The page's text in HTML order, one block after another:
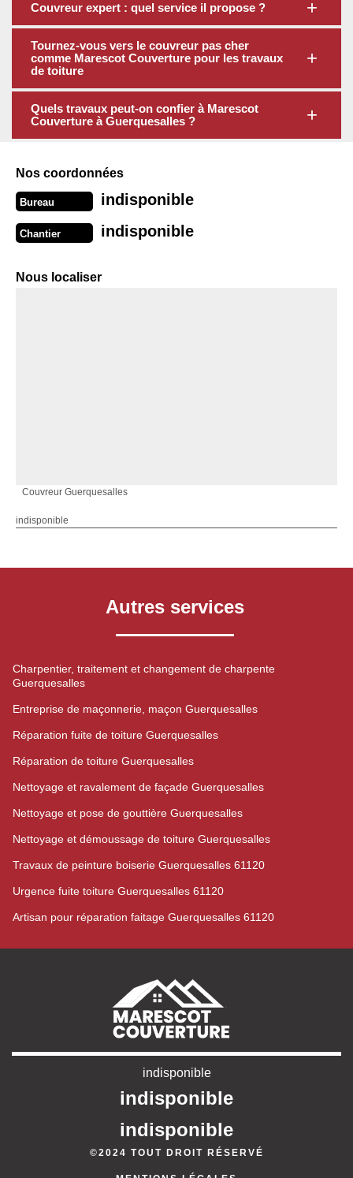
Couvreur expert : quel service il propose ?
Tournez-vous vers le couvreur pas cher
comme Marescot Couverture pour les travaux
de toiture
Quels travaux peut-on confier à Marescot
Couverture à Guerquesalles ?
Nos coordonnées
Bureau indisponible
Chantier indisponible
Nous localiser
Couvreur Guerquesalles
indisponible
Autres services
Charpentier, traitement et changement de charpente
Guerquesalles
Entreprise de maçonnerie, maçon Guerquesalles
Réparation fuite de toiture Guerquesalles
Réparation de toiture Guerquesalles
Nettoyage et ravalement de façade Guerquesalles
Nettoyage et pose de gouttière Guerquesalles
Nettoyage et démoussage de toiture Guerquesalles
Travaux de peinture boiserie Guerquesalles 61120
Urgence fuite toiture Guerquesalles 61120
Artisan pour réparation faitage Guerquesalles 61120
indisponible
indisponible
indisponible
©2024 TOUT DROIT RÉSERVÉ